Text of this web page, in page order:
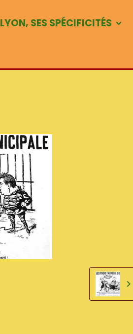
LYON, SES SPÉCIFICITÉS